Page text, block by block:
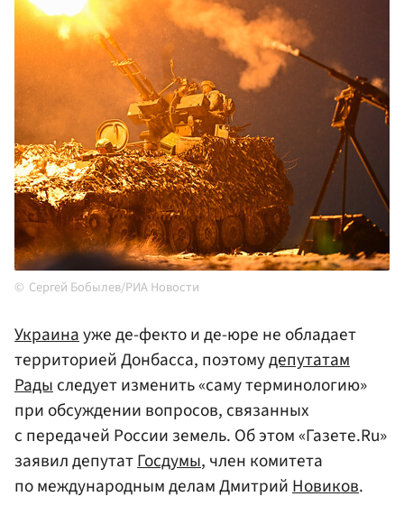
Сергей Бобылев/РИА Новости
Украинауже де-фекто и де-юре не обладает
территорией Донбасса, поэтомудепутатам
Радыследует изменить «саму терминологию»
при обсуждении вопросов, связанных
с передачей России земель. Об этом «Газете.Ru»
заявил депутатГосдумы, член комитета
по международным делам ДмитрийНовиков.